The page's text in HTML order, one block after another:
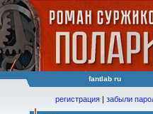
fantlab ru
регистрация | забыли